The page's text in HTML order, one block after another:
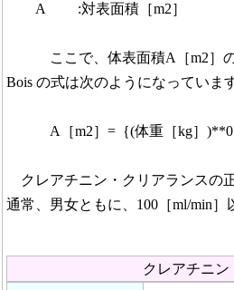
A :対表面積［m2］
ここで、体表面積A［m2］の
Bois の式は次のようになっていま
A［m2］=｛(体重［kg］
クレアチニン・クリアランスの
通常、男女ともに、100［ml/min
クレアチニ